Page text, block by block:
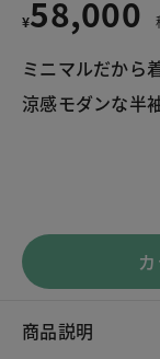
¥58,000
ミニマルだから
涼感モダンな半
商品説明